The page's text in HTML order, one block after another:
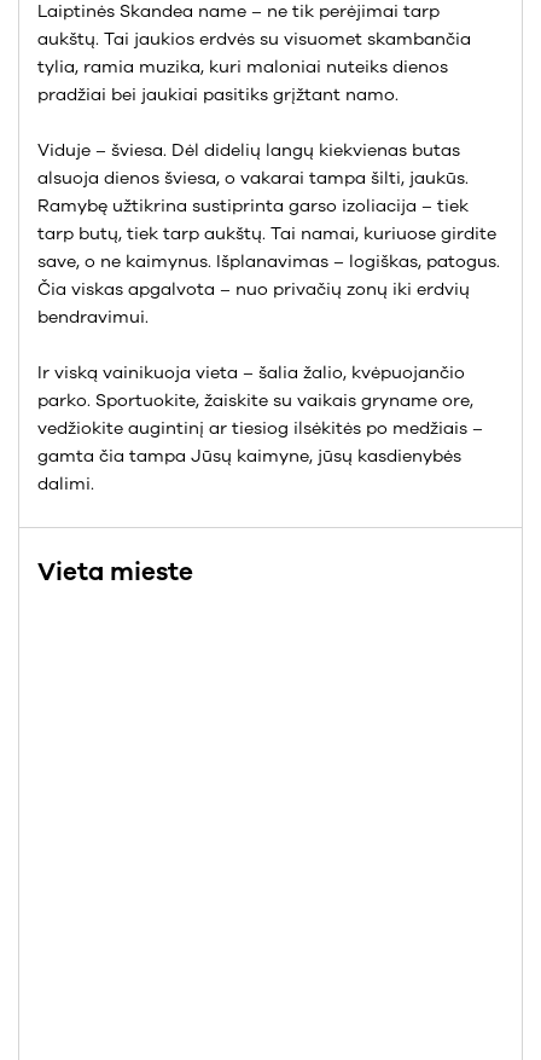
Laiptinės Skandea name – ne tik perėjimai tarp
aukštų. Tai jaukios erdvės su visuomet skambančia
tylia, ramia muzika, kuri maloniai nuteiks dienos
pradžiai bei jaukiai pasitiks grįžtant namo.
Viduje – šviesa. Dėl didelių langų kiekvienas butas
alsuoja dienos šviesa, o vakarai tampa šilti, jaukūs.
Ramybę užtikrina sustiprinta garso izoliacija – tiek
tarp butų, tiek tarp aukštų. Tai namai, kuriuose girdite
save, o ne kaimynus. Išplanavimas – logiškas, patogus.
Čia viskas apgalvota – nuo privačių zonų iki erdvių
bendravimui.
Ir viską vainikuoja vieta – šalia žalio, kvėpuojančio
parko. Sportuokite, žaiskite su vaikais gryname ore,
vedžiokite augintinį ar tiesiog ilsėkitės po medžiais –
gamta čia tampa Jūsų kaimyne, jūsų kasdienybės
dalimi.
Vieta mieste